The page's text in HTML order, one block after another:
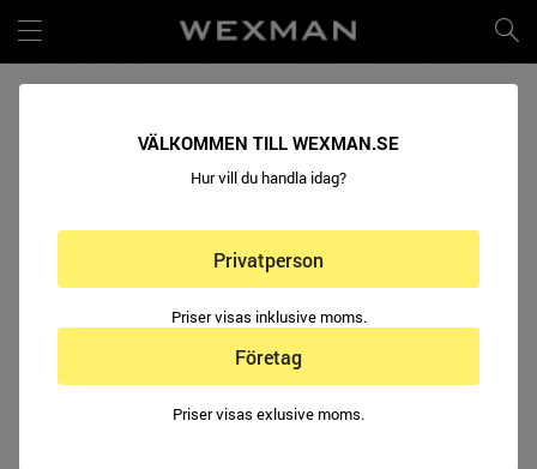
VÄLKOMMEN TILL WEXMAN.SE
Hur vill du handla idag?
Privatperson
Priser visas inklusive moms.
Företag
Priser visas exlusive moms.